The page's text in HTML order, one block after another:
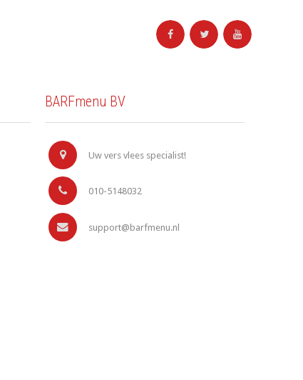
BARFmenu BV
Uw vers vlees specialist!
010-5148032
support@barfmenu.nl